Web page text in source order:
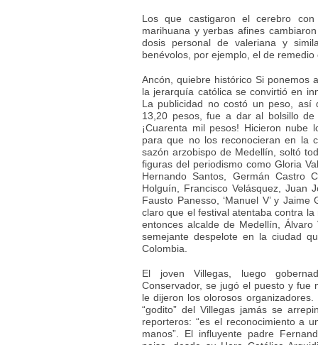
Los que castigaron el cerebro
marihuana y yerbas afines
dosis personal de valeriana y
benévolos, por ejemplo, el de
Ancón, quiebre histórico Si ponemos
la jerarquía católica se convirtió en
La publicidad no costó un peso, así
13,20 pesos, fue a dar al bolsillo
¡Cuarenta mil pesos! Hicieron nube
para que no los reconocieran en la
sazón arzobispo de Medellín, soltó
figuras del periodismo como Gloria
Hernando Santos, Germán Castro
Holguín, Francisco Velásquez, Juan
Fausto Panesso, ‘Manuel V’ y
claro que el festival atentaba contra
entonces alcalde de Medellín,
semejante despelote en la ciudad
Colombia.
El joven Villegas, luego
Conservador, se jugó el puesto y fue
le dijeron los olorosos
“godito” del Villegas jamás se
reporteros: “es el reconocimiento a
manos”. El influyente padre